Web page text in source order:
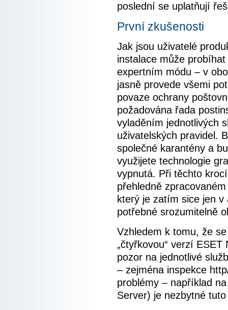
poslední se uplatňují
První zkušenosti
Jak jsou uživatelé
instalace může
expertním módu – v
jasně provede všemi
povaze ochrany
požadována řada
vyladěním jednotlivých
uživatelských pravidel.
společné karantény a
využijete technologie
vypnutá. Při těchto
přehledně
který je zatím sice jen
potřebné srozumitelně
Vzhledem k tomu, že
„čtyřkovou“ verzí
pozor na jednotlivé
– zejména inspekce
problémy – například
Server) je nezbytné